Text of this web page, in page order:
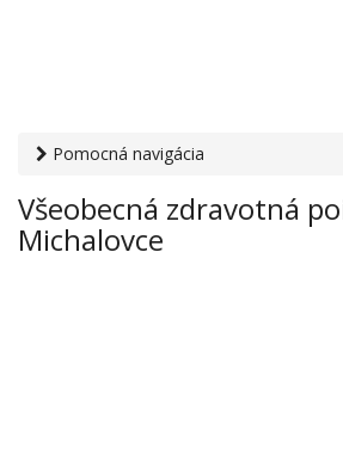
Pomocná navigácia
Všeobecná zdravotná poisťovňa
Všeobecná zdravotná
Michalovce